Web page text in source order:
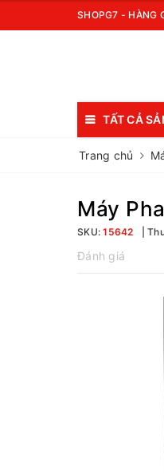
SHOPG7 - HÀNG
TẤT CẢ
Trang chủ
Máy
SKU:15642
Đánh giá